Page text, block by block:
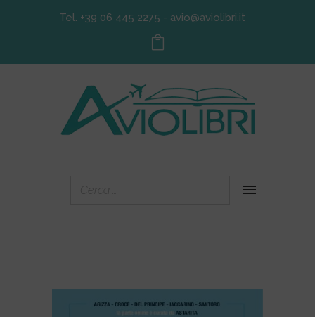
Tel. +39 06 445 2275 - avio@aviolibri.it